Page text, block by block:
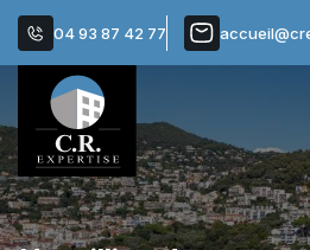
04 93 87 42 77